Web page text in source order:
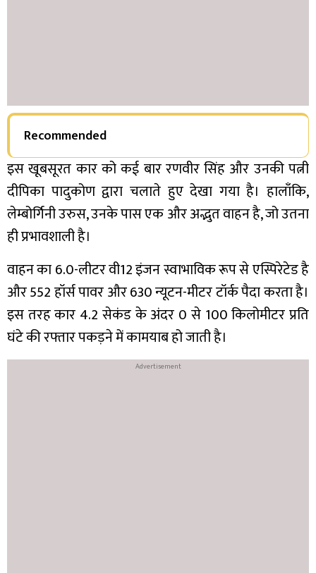
Recommended
इस खूबसूरत कार को कई बार रणवीर सिंह और उनकी पत्नी
दीपिका पादुकोण द्वारा चलाते हुए देखा गया है। हालाँकि,
लेम्बोर्गिनी उरुस, उनके पास एक और अद्भुत वाहन है, जो उतना
ही प्रभावशाली है।
वाहन का 6.0-लीटर वी12 इंजन स्वाभाविक रूप से एस्पिरेटेड है
और 552 हॉर्स पावर और 630 न्यूटन-मीटर टॉर्क पैदा करता है।
इस तरह कार 4.2 सेकंड के अंदर 0 से 100 किलोमीटर प्रति
घंटे की रफ्तार पकड़ने में कामयाब हो जाती है।